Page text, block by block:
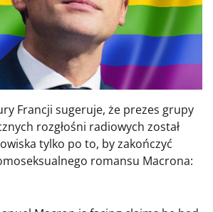
Francji sugeruje, że prezes grupy
rozgłośni radiowych został
tylko po to, by zakończyć
romansu Macrona: